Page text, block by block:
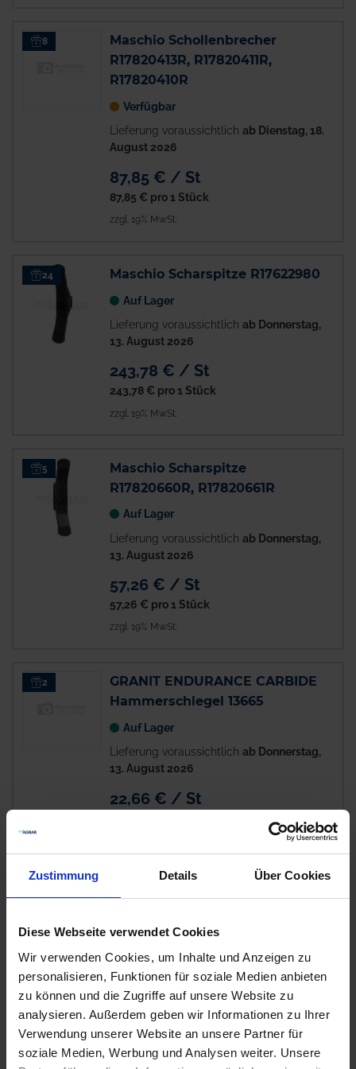
Zustimmung Details Über Cookies
Diese Webseite verwendet Cookies
Wir verwenden Cookies, um Inhalte und Anzeigen zu
personalisieren, Funktionen für soziale Medien anbieten
zu können und die Zugriffe auf unsere Website zu
analysieren. Außerdem geben wir Informationen zu Ihrer
Verwendung unserer Website an unsere Partner für
soziale Medien, Werbung und Analysen weiter. Unsere
8
Maschio Schollenbrecher
R17820413R, R17820411R,
R17820410R
Verfügbar
Lieferung voraussichtlich ab Dienstag, 18.
August 2026
87,85 € / St
87,85 € pro 1 Stück
zzgl. 19% MwSt.
24 Maschio Scharspitze R17622980
Auf Lager
Lieferung voraussichtlich ab Donnerstag,
13. August 2026
243,78 € / St
243,78 € pro 1 Stück
zzgl. 19% MwSt.
5
Maschio Scharspitze
R17820660R, R17820661R
Auf Lager
Lieferung voraussichtlich ab Donnerstag,
13. August 2026
57,26 € / St
57,26 € pro 1 Stück
zzgl. 19% MwSt.
2
GRANIT ENDURANCE CARBIDE
Hammerschlegel 13665
Auf Lager
Lieferung voraussichtlich ab Donnerstag,
13. August 2026
22,66 € / St
6
Maschio Scharspitze R17622990R,
Lieferung voraussichtlich ab Donnerstag,
13. August 2026
68,03 € / St
68,03 €pro 1 Stück
zzgl. 19% MwSt.